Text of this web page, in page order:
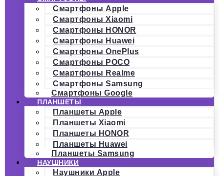
Смартфоны Apple
Смартфоны Xiaomi
Смартфоны HONOR
Смартфоны Huawei
Смартфоны OnePlus
Смартфоны POCO
Смартфоны Realme
Смартфоны Samsung
Смартфоны Google
ПЛАНШЕТЫ
Планшеты Apple
Планшеты Xiaomi
Планшеты HONOR
Планшеты Huawei
Планшеты Samsung
НАУШНИКИ
Наушники Apple